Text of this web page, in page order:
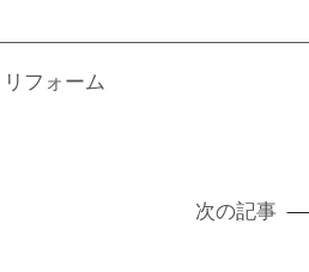
リフォーム
次の記事